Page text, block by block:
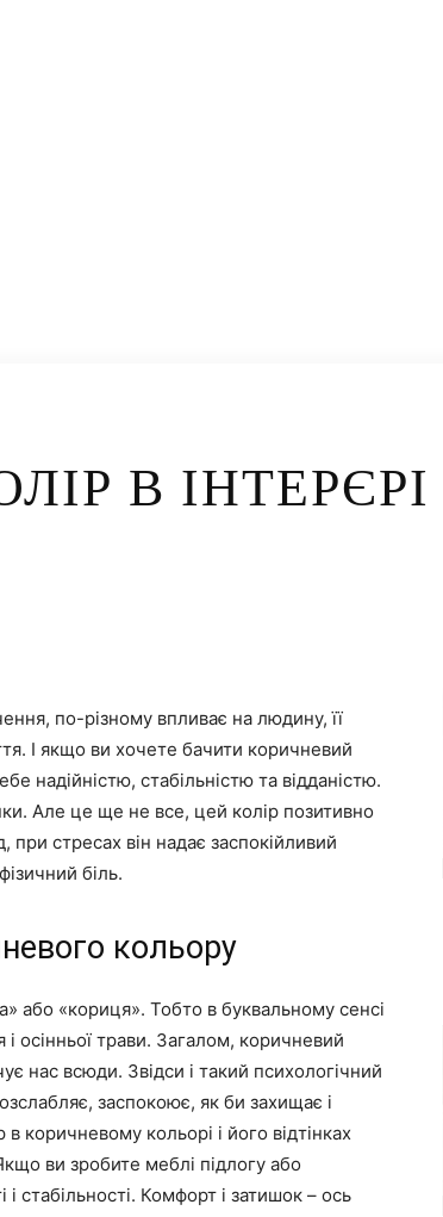
В ІНТЕРЄРІ
по-різному впливає на людину, її
І якщо ви хочете бачити коричневий
надійністю, стабільністю та відданістю.
Але це ще не все, цей колір позитивно
стресах він надає заспокійливий
біль.
кольору
або «кориця». Тобто в буквальному сенсі
осінньої трави. Загалом, коричневий
нас всюди. Звідси і такий психологічний
заспокоює, як би захищає і
коричневому кольорі і його відтінках
ви зробите меблі підлогу або
стабільності. Комфорт і затишок – ось